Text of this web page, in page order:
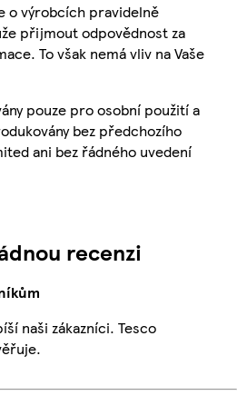
o výrobcích pravidelně
přijmout odpovědnost za
To však nemá vliv na Vaše
pouze pro osobní použití a
bez předchozího
ani bez řádného uvedení
recenzi
naši zákazníci. Tesco